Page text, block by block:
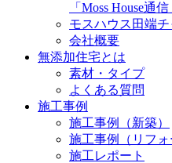
「Moss House通信
モスハウス田端
会社概要
無添加住宅とは
素材・タイプ
よくある質問
施工事例
施工事例（新築）
施工事例（リフォ
施工レポート